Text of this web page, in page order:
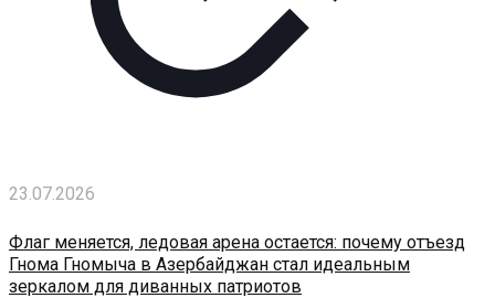
23.07.2026
Флаг меняется, ледовая арена остается: почему отъезд
Гнома Гномыча в Азербайджан стал идеальным
зеркалом для диванных патриотов